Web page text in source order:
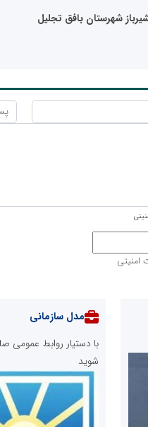
شهرستان بافق تجلیل
امنیتی
مدل سازمانی
با دستیار روابط عمومی
شوید